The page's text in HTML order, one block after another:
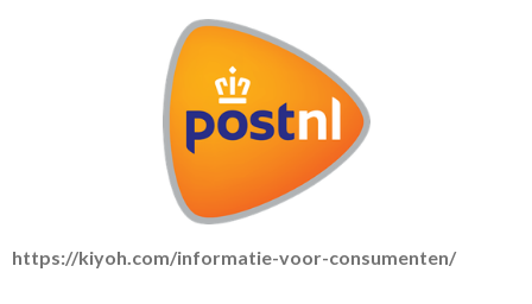
https://kiyoh.com/informatie-voor-consumenten/